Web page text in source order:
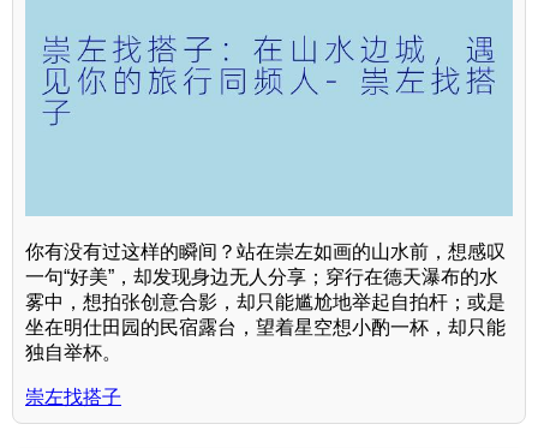
你有没有过这样的瞬间？站在崇左如画的山水前，想感叹
一句“好美”，却发现身边无人分享；穿行在德天瀑布的水
雾中，想拍张创意合影，却只能尴尬地举起自拍杆；或是
坐在明仕田园的民宿露台，望着星空想小酌一杯，却只能
独自举杯。
崇左找搭子